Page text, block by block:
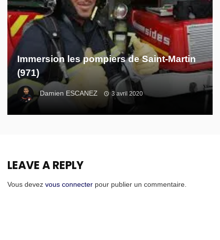
Immersion les pompiers de Saint-Martin
(971)
Damien ESCANEZ 3 avril 2020
LEAVE A REPLY
Vous devez vous connecter pour publier un commentaire.